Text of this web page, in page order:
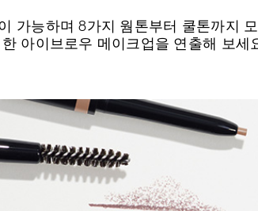
가능하며 8가지 웜톤부터 쿨톤까지
아이브로우 메이크업을 연출해 보세